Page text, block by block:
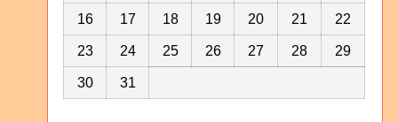
16 17 18 19 20 21 22
23 24 25 26 27 28 29
30 31